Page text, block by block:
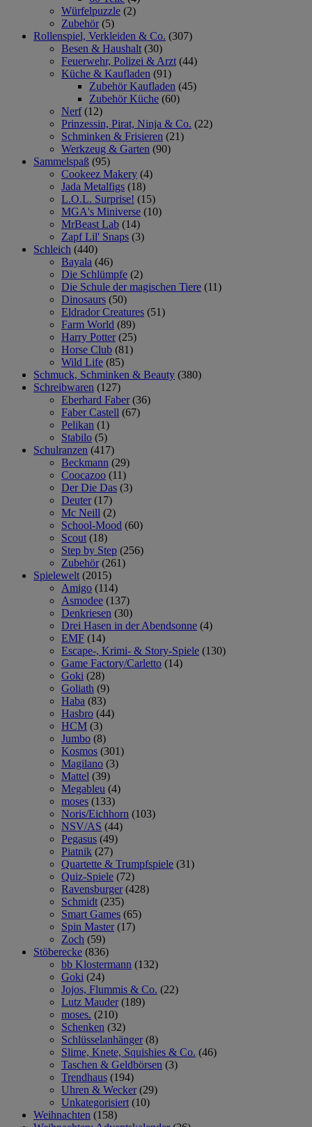
Würfelpuzzle (2)
Zubehör (5)
Rollenspiel, Verkleiden & Co. (307)
Besen & Haushalt (30)
Feuerwehr, Polizei & Arzt (44)
Küche & Kaufladen (91)
Zubehör Kaufladen (45)
Zubehör Küche (60)
Nerf (12)
Prinzessin, Pirat, Ninja & Co. (22)
Schminken & Frisieren (21)
Werkzeug & Garten (90)
Sammelspaß (95)
Cookeez Makery (4)
Jada Metalfigs (18)
L.O.L. Surprise! (15)
MGA's Miniverse (10)
MrBeast Lab (14)
Zapf Lil' Snaps (3)
Schleich (440)
Bayala (46)
Die Schlümpfe (2)
Die Schule der magischen Tiere (11)
Dinosaurs (50)
Eldrador Creatures (51)
Farm World (89)
Harry Potter (25)
Horse Club (81)
Wild Life (85)
Schmuck, Schminken & Beauty (380)
Schreibwaren (127)
Eberhard Faber (36)
Faber Castell (67)
Pelikan (1)
Stabilo (5)
Schulranzen (417)
Beckmann (29)
Coocazoo (11)
Der Die Das (3)
Deuter (17)
Mc Neill (2)
School-Mood (60)
Scout (18)
Step by Step (256)
Zubehör (261)
Spielewelt (2015)
Amigo (114)
Asmodee (137)
Denkriesen (30)
Drei Hasen in der Abendsonne (4)
EMF (14)
Escape-, Krimi- & Story-Spiele (130)
Game Factory/Carletto (14)
Goki (28)
Goliath (9)
Haba (83)
Hasbro (44)
HCM (3)
Jumbo (8)
Kosmos (301)
Magilano (3)
Mattel (39)
Megableu (4)
moses (133)
Noris/Eichhorn (103)
NSV/AS (44)
Pegasus (49)
Piatnik (27)
Quartette & Trumpfspiele (31)
Quiz-Spiele (72)
Ravensburger (428)
Schmidt (235)
Smart Games (65)
Spin Master (17)
Zoch (59)
Stöberecke (836)
bb Klostermann (132)
Goki (24)
Jojos, Flummis & Co. (22)
Lutz Mauder (189)
moses. (210)
Schenken (32)
Schlüsselanhänger (8)
Slime, Knete, Squishies & Co. (46)
Taschen & Geldbörsen (3)
Trendhaus (194)
Uhren & Wecker (29)
Unkategorisiert (10)
Weihnachten (158)